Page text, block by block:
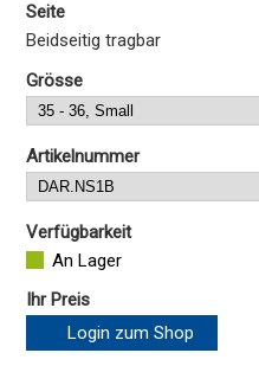
Seite
Beidseitig tragbar
Grösse
Artikelnummer
Verfügbarkeit
An Lager
Ihr Preis
Login zum Shop